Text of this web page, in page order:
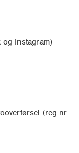
Instagram)
(reg.nr.: